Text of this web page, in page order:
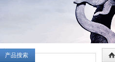
产品搜索